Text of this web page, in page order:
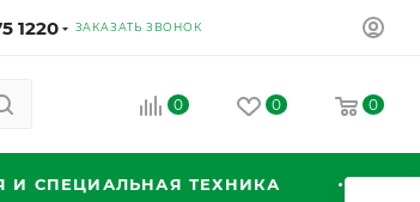
1220 ЗАКАЗАТЬ ЗВОНОК
0 0 0
И СПЕЦИАЛЬНАЯ ТЕХНИКА